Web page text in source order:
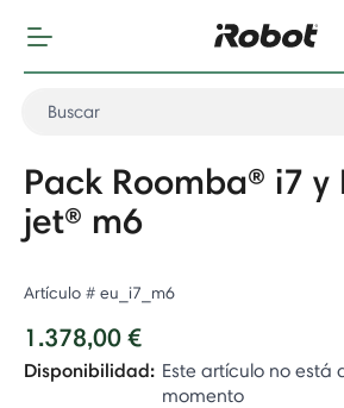
Pack Roomba® i7 y
jet® m6
Artículo # eu_i7_m6
1.378,00 €
Disponibilidad: Este artículo no está
momento